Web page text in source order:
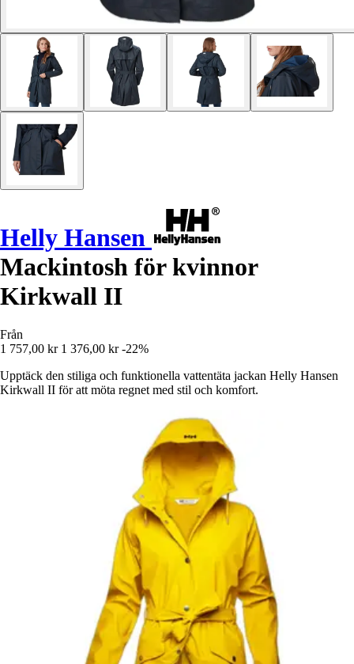
Helly Hansen
Mackintosh för kvinnor
Kirkwall II
Från
1 757,00 kr 1 376,00 kr -22%
Upptäck den stiliga och funktionella vattentäta jackan Helly Hansen
Kirkwall II för att möta regnet med stil och komfort.